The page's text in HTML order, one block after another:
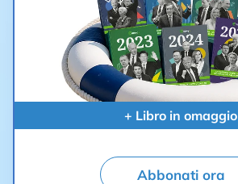
+ Libro in omaggio
Abbonati ora